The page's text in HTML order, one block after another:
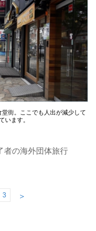
街。ここでも人出が減少して
います。
者の海外団体旅行
3 ＞